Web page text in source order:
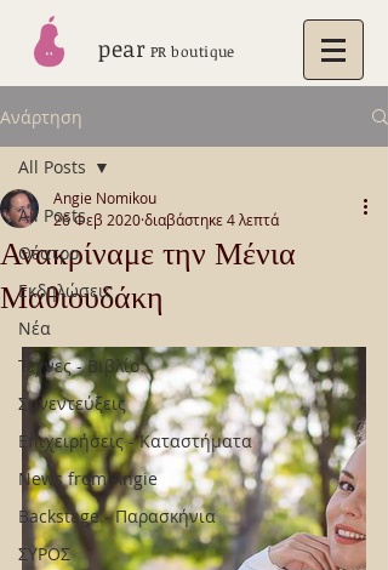
pear PR boutique
Ανάρτηση
All Posts
Θέατρο
Εκδηλώσεις
Νέα
Τέχνες - Βιβλίο
Συνεντεύξεις
Επιχειρήσεις - Καταστήματα
News from Angie
Backstage - Παρασκήνια
ΣΥΡΟΣ
All Posts
Ανακρίναμε την Μένια
Μαθιουδάκη
Angie Nomikou
26 Φεβ 2020διαβάστηκε 4 λεπτά